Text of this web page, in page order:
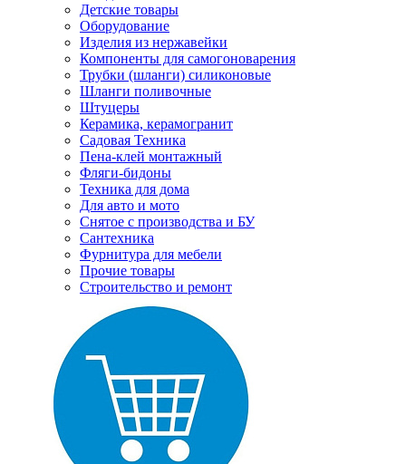
Детские товары
Оборудование
Изделия из нержавейки
Компоненты для самогоноварения
Трубки (шланги) силиконовые
Шланги поливочные
Штуцеры
Керамика, керамогранит
Садовая Техника
Пена-клей монтажный
Фляги-бидоны
Техника для дома
Для авто и мото
Снятое с производства и БУ
Сантехника
Фурнитура для мебели
Прочие товары
Строительство и ремонт